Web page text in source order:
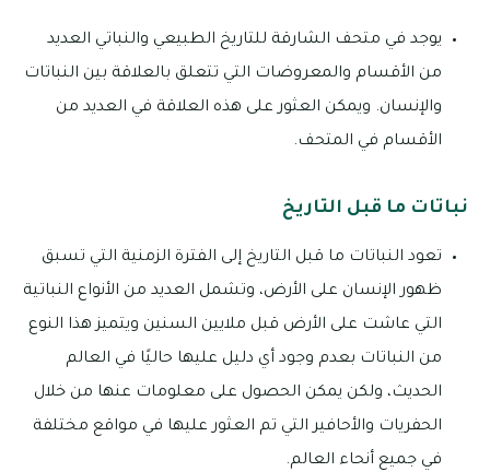
يوجد في متحف الشارقة للتاريخ الطبيعي والنباتي العديد
من الأقسام والمعروضات التي تتعلق بالعلاقة بين النباتات
والإنسان. ويمكن العثور على هذه العلاقة في العديد من
الأقسام في المتحف.
نباتات ما قبل التاريخ
تعود النباتات ما قبل التاريخ إلى الفترة الزمنية التي تسبق
ظهور الإنسان على الأرض، وتشمل العديد من الأنواع النباتية
التي عاشت على الأرض قبل ملايين السنين ويتميز هذا النوع
من النباتات بعدم وجود أي دليل عليها حاليًا في العالم
الحديث، ولكن يمكن الحصول على معلومات عنها من خلال
الحفريات والأحافير التي تم العثور عليها في مواقع مختلفة
في جميع أنحاء العالم.